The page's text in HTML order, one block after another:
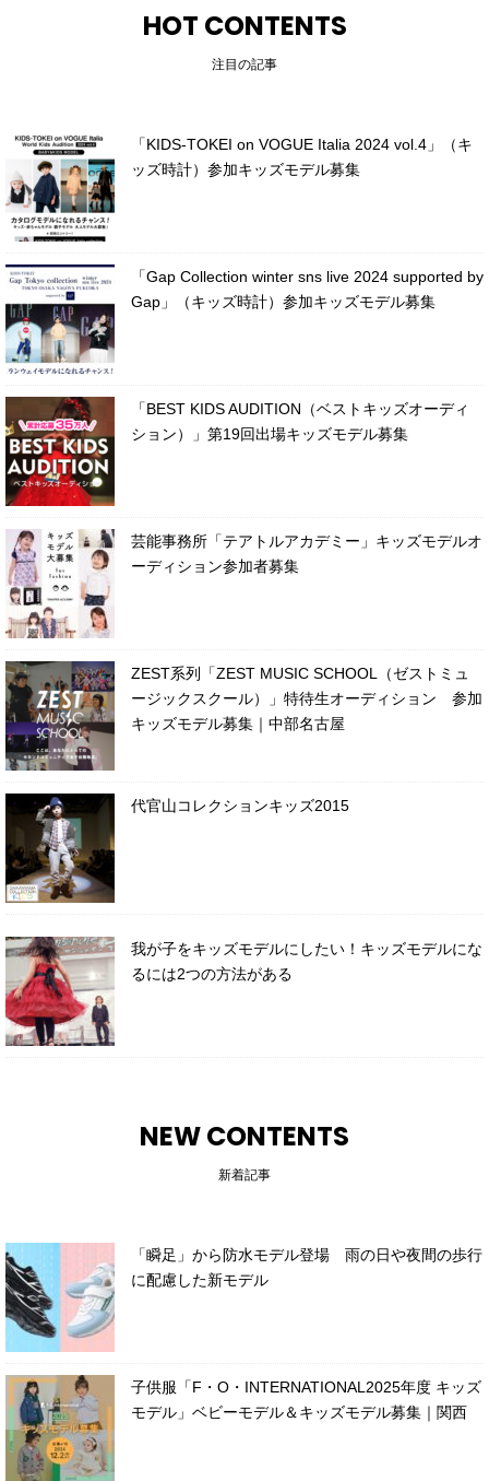
HOT CONTENTS
注目の記事
「KIDS-TOKEI on VOGUE Italia 2024 vol.4」（キ
ッズ時計）参加キッズモデル募集
「Gap Collection winter sns live 2024 supported by
Gap」（キッズ時計）参加キッズモデル募集
「BEST KIDS AUDITION（ベストキッズオーディ
ション）」第19回出場キッズモデル募集
芸能事務所「テアトルアカデミー」キッズモデルオ
ーディション参加者募集
ZEST系列「ZEST MUSIC SCHOOL（ゼストミュ
ージックスクール）」特待生オーディション 参加
キッズモデル募集｜中部名古屋
代官山コレクションキッズ2015
我が子をキッズモデルにしたい！キッズモデルにな
るには2つの方法がある
NEW CONTENTS
新着記事
「瞬足」から防水モデル登場 雨の日や夜間の歩行
に配慮した新モデル
子供服「F・O・INTERNATIONAL2025年度 キッズ
モデル」ベビーモデル＆キッズモデル募集｜関西